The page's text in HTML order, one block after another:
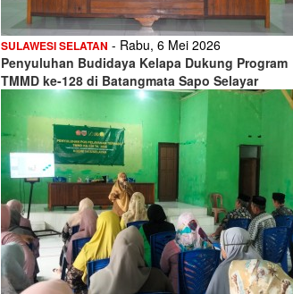
SULAWESI SELATAN - Rabu, 6 Mei 2026
Penyuluhan Budidaya Kelapa Dukung Program
TMMD ke-128 di Batangmata Sapo Selayar